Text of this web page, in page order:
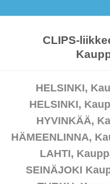
CLIPS-
HELSINKI,
HELSINKI,
HYVINKÄÄ,
HÄMEENLINNA,
LAHTI,
SEINÄJOKI